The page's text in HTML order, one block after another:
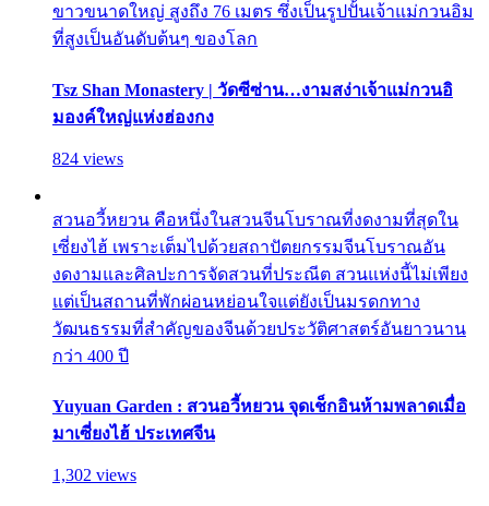
ขาวขนาดใหญ่ สูงถึง 76 เมตร ซึ่งเป็นรูปปั้นเจ้าแม่กวนอิม
ที่สูงเป็นอันดับต้นๆ ของโลก
Tsz Shan Monastery | วัดซีซ่าน…งามสง่าเจ้าแม่กวนอิ
มองค์ใหญ่แห่งฮ่องกง
824 views
สวนอวี้หยวน คือหนึ่งในสวนจีนโบราณที่งดงามที่สุดใน
เซี่ยงไฮ้ เพราะเต็มไปด้วยสถาปัตยกรรมจีนโบราณอัน
งดงามและศิลปะการจัดสวนที่ประณีต สวนแห่งนี้ไม่เพียง
แต่เป็นสถานที่พักผ่อนหย่อนใจแต่ยังเป็นมรดกทาง
วัฒนธรรมที่สำคัญของจีนด้วยประวัติศาสตร์อันยาวนาน
กว่า 400 ปี
Yuyuan Garden : สวนอวี้หยวน จุดเช็กอินห้ามพลาดเมื่อ
มาเซี่ยงไฮ้ ประเทศจีน
1,302 views